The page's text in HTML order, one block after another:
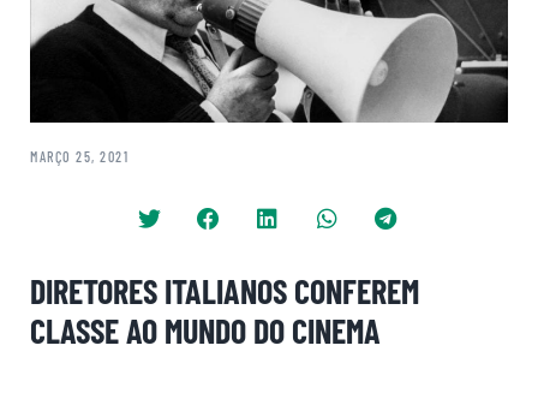
MARÇO 25, 2021
DIRETORES ITALIANOS CONFEREM
CLASSE AO MUNDO DO CINEMA